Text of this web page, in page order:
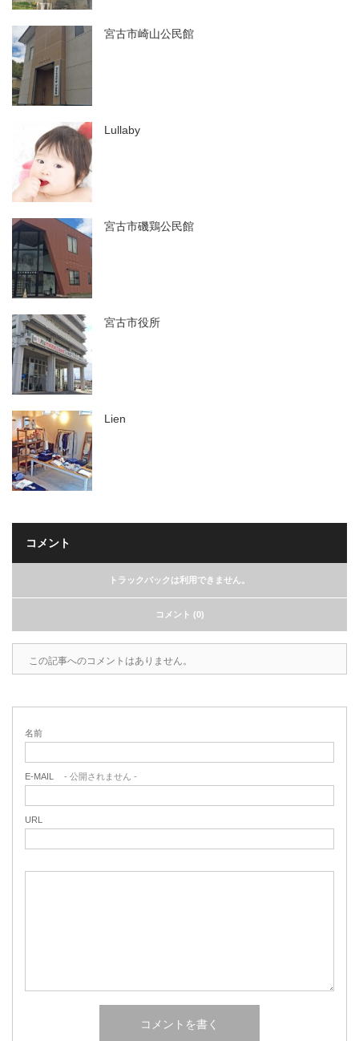
宮古市崎山公民館
Lullaby
宮古市磯鶏公民館
宮古市役所
Lien
コメント
トラックバックは利用できません。
コメント (0)
この記事へのコメントはありません。
名前
E-MAIL - 公開されません -
URL